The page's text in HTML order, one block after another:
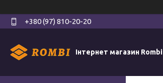
+380 (97) 810-20-20
Інтернет магазин Rombi